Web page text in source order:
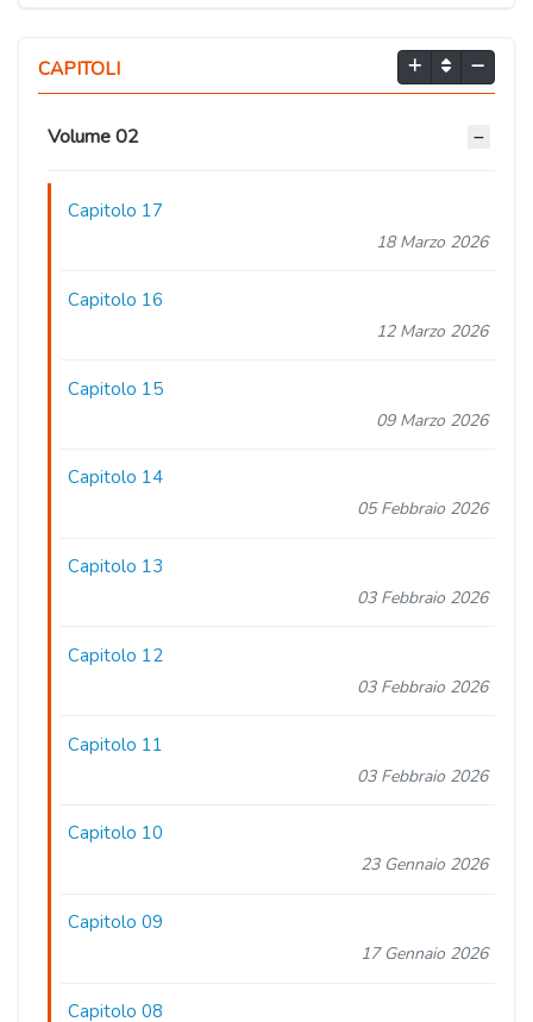
CAPITOLI
Volume 02
Capitolo 17
18 Marzo 2026
Capitolo 16
12 Marzo 2026
Capitolo 15
09 Marzo 2026
Capitolo 14
05 Febbraio 2026
Capitolo 13
03 Febbraio 2026
Capitolo 12
03 Febbraio 2026
Capitolo 11
03 Febbraio 2026
Capitolo 10
23 Gennaio 2026
Capitolo 09
17 Gennaio 2026
Capitolo 08